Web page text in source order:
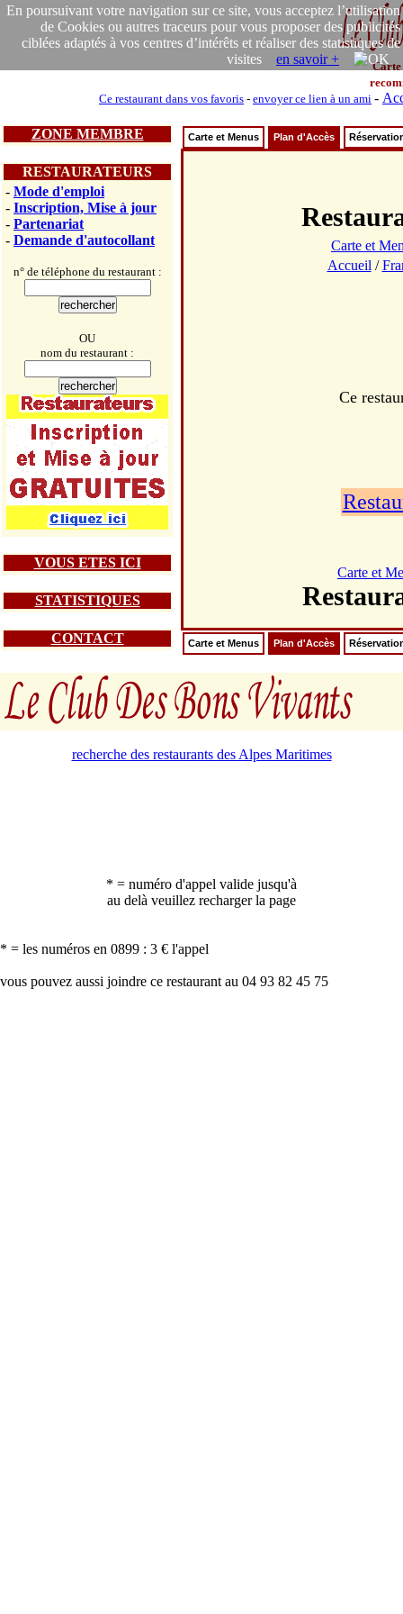
En poursuivant votre navigation sur ce site, vous acceptez l’utilisation
de Cookies ou autres traceurs pour vous proposer des publicités
ciblées adaptés à vos centres d’intérêts et réaliser des statistiques de
visites en savoir +
Carte
Ce restaurant dans vos favoris - envoyer ce lien à un ami -
ZONE MEMBRE
RESTAURATEURS
- Mode d'emploi
- Inscription, Mise à jour
- Partenariat
- Demande d'autocollant
n° de téléphone du restaurant :
OU
nom du restaurant :
VOUS ETES ICI
STATISTIQUES
CONTACT
Carte et Menus Plan d'Accès
Carte et
Accueil /
Ce
Carte et
Carte et Menus Plan d'Accès
recherche des restaurants des Alpes Maritimes
* = numéro d'appel valide jusqu'à
au delà veuillez recharger la page
* = les numéros en 0899 : 3 € l'appel
vous pouvez aussi joindre ce restaurant au 04 93 82 45 75